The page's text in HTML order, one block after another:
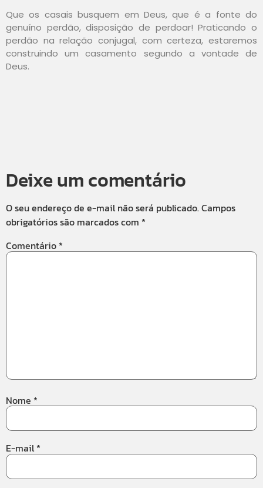
Que os casais busquem em Deus, que é a fonte do
genuíno perdão, disposição de perdoar! Praticando o
perdão na relação conjugal, com certeza, estaremos
construindo um casamento segundo a vontade de
Deus.
Deixe um comentário
O seu endereço de e-mail não será publicado.Campos
obrigatórios são marcados com *
Comentário *
Nome *
E-mail *